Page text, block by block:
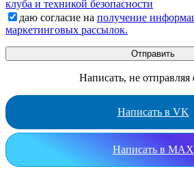
клуба и техникой безопасности
даю согласие на получение
маркетинговых рассылок.
Написать, не
Написать в VK
Написать в MAX